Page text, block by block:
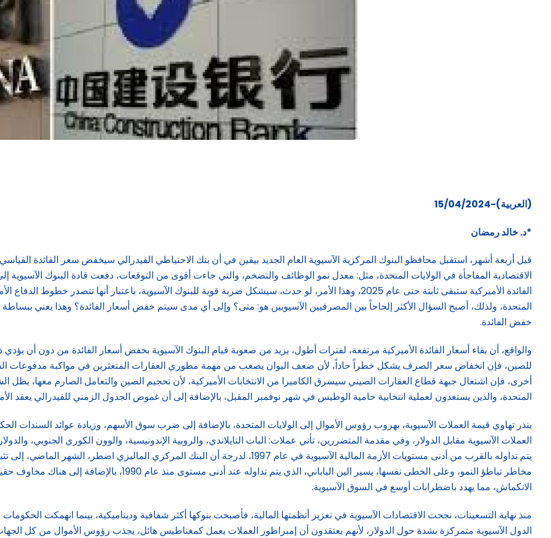
(العربية)-15/04/2024
*د. خالد رمضان
الاقتصادية المفاجأة في الولايات المتحدة، مثل: معدل نمو الوظائف والتضخم، والتي جاءت أقوى من التوقعات، دفعت قادة البنوك الآسيوية
الفائدة الأميركية ستبقى ثابتة حتى عام 2025، وهذا الأمر، لو حدث، سيشكل ضربة قوية للبنوك الآسيوية، باعتبار أنها
خفض الفائدة.
والواقع، أن بقاء أسعار الفائدة الأميركية مرتفعة، لفترات أطول، يزيد من صعوبة قيام البنوك الآسيوية بخفض أسعار الفائدة من دون أن
للصين، فإن انخفاض سعر الصرف يشكل خطراً حاداً، لأن ضعف اليوان يصعب من مهمة مطوري العقارات المتعثرين في مواكبة مدفوعات
أخرى، فإن اشتعال جبهة قطاع العقارات الصيني سيسرق الكاميرا من الانتخابات الأميركية، لأن تحجيم الصين والتعامل الصارم معها، يظل
المتحدة، والذين يستعدون لعملية انتخابية حامية الوطيس في شهر نوفمبر المقبل، بالإضافة إلى أن غموض الجدول الزمني للفيدرالي يعقد
ينذر تهاوي قيمة العملات الآسيوية، بهروب رؤوس الأموال إلى الولايات المتحدة، بالإضافة إلى ضرب سوق الأسهم، وزيادة عوائد السندات
العملات الآسيوية مقابل الدولار، وفي مقدمة المتضررين، تأتي عملات: البات التايلاندي، والروبية الإندونيسية، والوون الكوري الجنوبي،
يتم تداوله بالقرب من أدنى مستويات الأزمة المالية الآسيوية في عام 1997، لدرجة أن البنك المركزي
مخاطر تباطؤ النمو، وعلى الخطى نفسها، يسير الين الياباني، الذي
الانكماش، مما يهدد باضطرابات أوسع في السوق الآسيوية.
منذ نهاية التسعينات، نجحت الاقتصادات الآسيوية في تعزيز أنظمتها المالية، فأصبحت بنوكها أكثر شفافية وديناميكية، بينما انهمكت
الدول الآسيوية متمركزة بشدة حول الدولار، لأنهم يعتقدون أن إمبراطور العملات يعمل كمغناطيس هائل، يجذب رؤوس الأموال من كل